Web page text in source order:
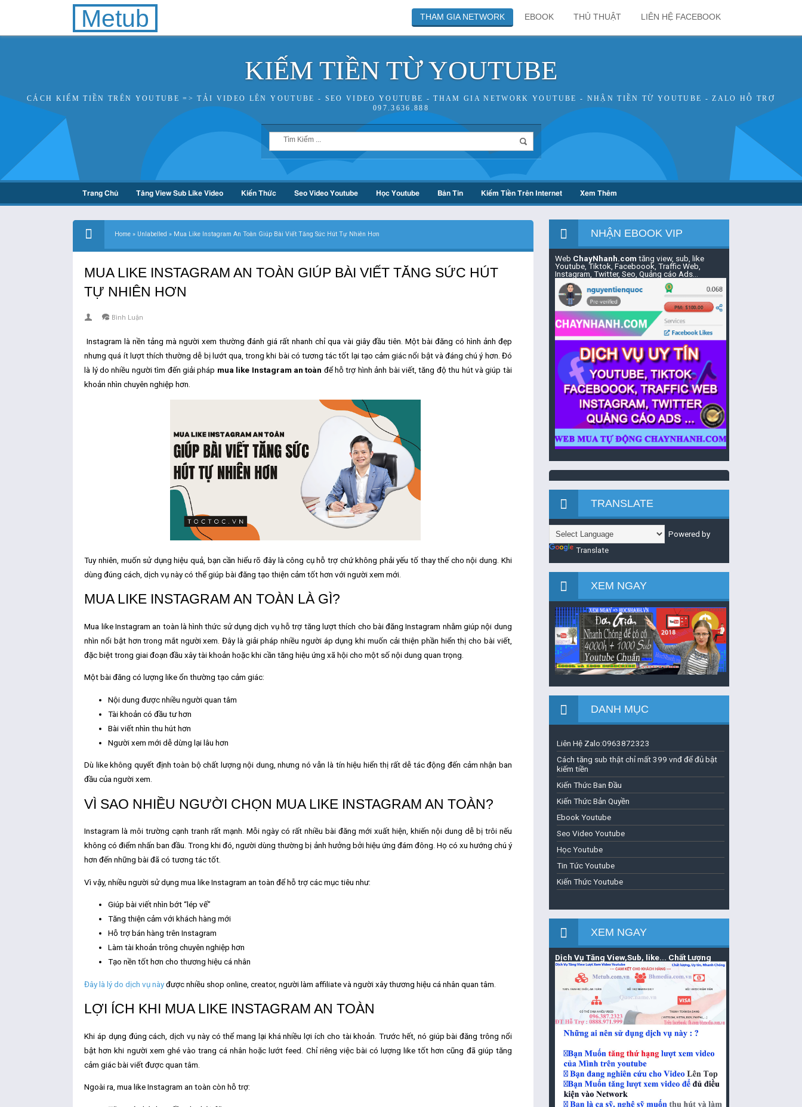
LIÊN HỆ FACEBOOK
THỦ THUẬT
EBOOK
THAM GIA NETWORK
Metub
KIẾM TIỀN TỪ YOUTUBE
CÁCH KIẾM TIỀN TRÊN YOUTUBE => TẢI VIDEO LÊN YOUTUBE - SEO VIDEO YOUTUBE - THAM GIA NETWORK YOUTUBE - NHẬN TIỀN TỪ YOUTUBE - ZALO HỖ TRỢ
097.3636.888
Trang Chủ Tăng View Sub Like Video Kiến Thức Seo Video Youtube Học Youtube Bản Tin Kiếm Tiền Trên Internet Xem Thêm
Home » Unlabelled » Mua Like Instagram An Toàn Giúp Bài Viết Tăng Sức Hút Tự Nhiên Hơn
MUA LIKE INSTAGRAM AN TOÀN GIÚP BÀI VIẾT TĂNG SỨC HÚT
TỰ NHIÊN HƠN
Bình Luận
Instagram là nền tảng mà người xem thường đánh giá rất nhanh chỉ qua vài giây đầu tiên. Một bài đăng có hình ảnh đẹp
nhưng quá ít lượt thích thường dễ bị lướt qua, trong khi bài có tương tác tốt lại tạo cảm giác nổi bật và đáng chú ý hơn. Đó
là lý do nhiều người tìm đến giải pháp mua like Instagram an toàn để hỗ trợ hình ảnh bài viết, tăng độ thu hút và giúp tài
khoản nhìn chuyên nghiệp hơn.
Tuy nhiên, muốn sử dụng hiệu quả, bạn cần hiểu rõ đây là công cụ hỗ trợ chứ không phải yếu tố thay thế cho nội dung. Khi
dùng đúng cách, dịch vụ này có thể giúp bài đăng tạo thiện cảm tốt hơn với người xem mới.
MUA LIKE INSTAGRAM AN TOÀN LÀ GÌ?
Mua like Instagram an toàn là hình thức sử dụng dịch vụ hỗ trợ tăng lượt thích cho bài đăng Instagram nhằm giúp nội dung
nhìn nổi bật hơn trong mắt người xem. Đây là giải pháp nhiều người áp dụng khi muốn cải thiện phần hiển thị cho bài viết,
đặc biệt trong giai đoạn đầu xây tài khoản hoặc khi cần tăng hiệu ứng xã hội cho một số nội dung quan trọng.
Một bài đăng có lượng like ổn thường tạo cảm giác:
Nội dung được nhiều người quan tâm
Tài khoản có đầu tư hơn
Bài viết nhìn thu hút hơn
Người xem mới dễ dừng lại lâu hơn
Dù like không quyết định toàn bộ chất lượng nội dung, nhưng nó vẫn là tín hiệu hiển thị rất dễ tác động đến cảm nhận ban
đầu của người xem.
VÌ SAO NHIỀU NGƯỜI CHỌN MUA LIKE INSTAGRAM AN TOÀN?
Instagram là môi trường cạnh tranh rất mạnh. Mỗi ngày có rất nhiều bài đăng mới xuất hiện, khiến nội dung dễ bị trôi nếu
không có điểm nhấn ban đầu. Trong khi đó, người dùng thường bị ảnh hưởng bởi hiệu ứng đám đông. Họ có xu hướng chú ý
hơn đến những bài đã có tương tác tốt.
Vì vậy, nhiều người sử dụngmua like Instagram an toàn để hỗ trợ các mục tiêu như:
Giúp bài viết nhìn bớt “lép vế”
Tăng thiện cảm với khách hàng mới
Hỗ trợ bán hàng trên Instagram
Làm tài khoản trông chuyên nghiệp hơn
Tạo nền tốt hơn cho thương hiệu cá nhân
Đây là lý do dịch vụ nàyđược nhiều shop online, creator, người làm affiliate và người xây thương hiệu cá nhân quan tâm.
LỢI ÍCH KHI MUA LIKE INSTAGRAM AN TOÀN
Khi áp dụng đúng cách, dịch vụ này có thể mang lại khá nhiều lợi ích cho tài khoản. Trước hết, nó giúp bài đăng trông nổi
bật hơn khi người xem ghé vào trang cá nhân hoặc lướt feed. Chỉ riêng việc bài có lượng like tốt hơn cũng đã giúp tăng
cảm giác bài viết được quan tâm.
Ngoài ra,mua like Instagram an toàn còn hỗ trợ:
NHẬN EBOOK VIP
Web ChayNhanh.com tăng view, sub, like
Youtube, Tiktok, Faceboook, Traffic Web,
Instagram, Twitter, Seo, Quảng cáo Ads...
TRANSLATE
Powered by
Translate
XEM NGAY
DANH MỤC
Liên Hệ Zalo:0963872323
Cách tăng sub thật chỉ mất 399 vnđ để đủ bật
kiếm tiền
Kiến Thức Ban Đầu
Kiến Thức Bản Quyền
Ebook Youtube
Seo Video Youtube
Học Youtube
Tin Tức Youtube
Kiến Thức Youtube
XEM NGAY
Dịch Vụ Tăng View,Sub, like... Chất Lượng